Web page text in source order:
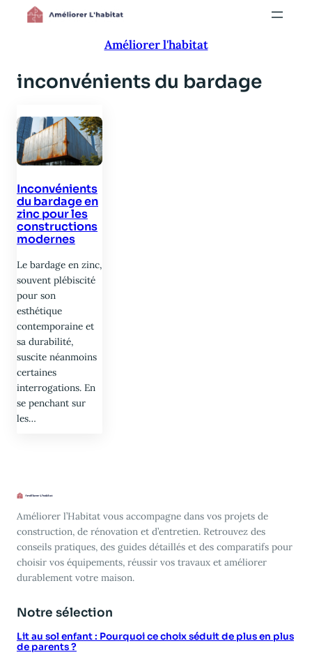
Aller
Améliorer l'habitat
inconvénients du bardage
Inconvénients
du bardage en
zinc pour les
constructions
modernes
Le bardage en zinc,
souvent plébiscité
pour son
esthétique
contemporaine et
sa durabilité,
suscite néanmoins
certaines
interrogations. En
se penchant sur
les…
Améliorer l’Habitat vous accompagne dans vos projets de
construction, de rénovation et d’entretien. Retrouvez des
conseils pratiques, des guides détaillés et des comparatifs pour
choisir vos équipements, réussir vos travaux et améliorer
durablement votre maison.
Notre sélection
Lit au sol enfant : Pourquoi ce choix séduit de plus en plus
de parents ?